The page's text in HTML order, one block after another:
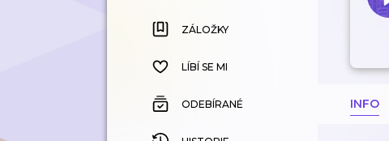
ZÁLOŽKY
HISTORIE
ZÁLOŽKY
LÍBÍ SE MI
ODEBÍRANÉ INFO